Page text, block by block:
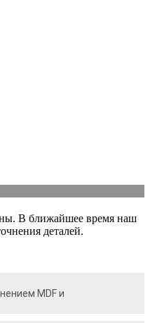
В ближайшее время наш
деталей.
MDF и